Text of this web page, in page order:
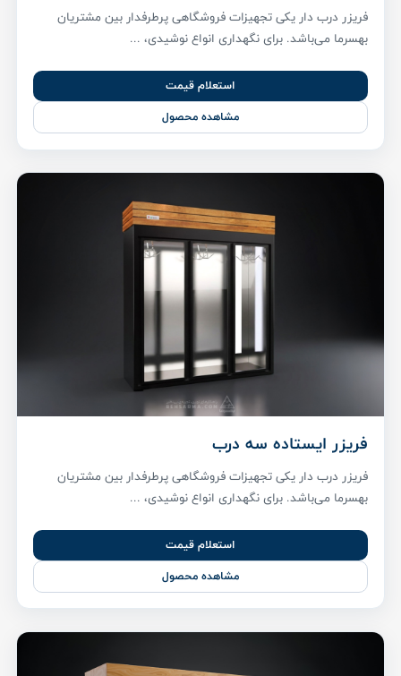
فریزر درب دار یکی تجهیزات فروشگاهی پر‌طرفدار بین مشتریان
بهسرما می‌باشد. برای نگهداری انواع نوشیدی، ...
استعلام قیمت
مشاهده محصول
فریزر ایستاده سه درب
فریزر درب دار یکی تجهیزات فروشگاهی پر‌طرفدار بین مشتریان
بهسرما می‌باشد. برای نگهداری انواع نوشیدی، ...
استعلام قیمت
مشاهده محصول